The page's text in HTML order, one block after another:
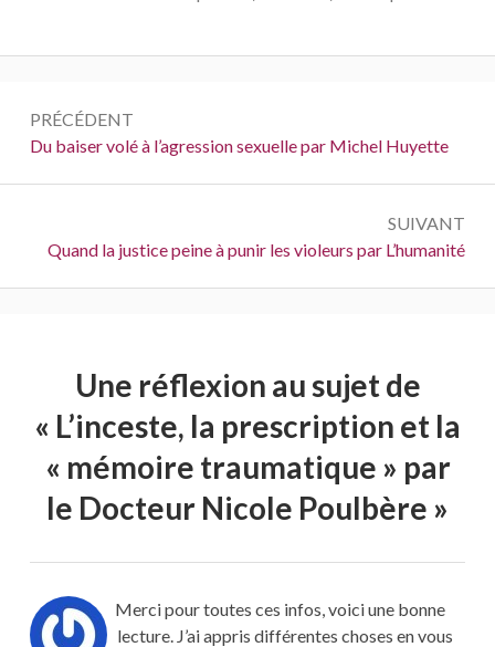
de
l’article
PRÉCÉDENT
Précédent :
Du baiser volé à l’agression sexuelle par Michel Huyette
SUIVANT
Suivant :
Quand la justice peine à punir les violeurs par L’humanité
Une réflexion au sujet de
« L’inceste, la prescription et la
« mémoire traumatique » par
le Docteur Nicole Poulbère »
Merci pour toutes ces infos, voici une bonne
lecture. J’ai appris différentes choses en vous